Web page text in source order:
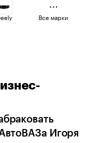
Все марки
Игоря